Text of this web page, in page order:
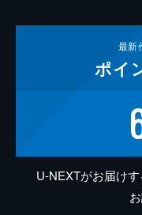
最新
ポイ
U-NEXTがお届け